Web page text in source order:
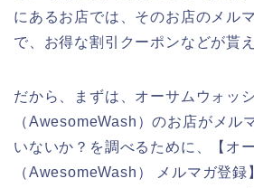
にあるお店では、そのお店のメル
で、お得な割引クーポンなどが貰
だから、まずは、オーサムウォッ
（AwesomeWash）のお店がメル
いないか？を調べるために、【オ
（AwesomeWash） メルマガ登録